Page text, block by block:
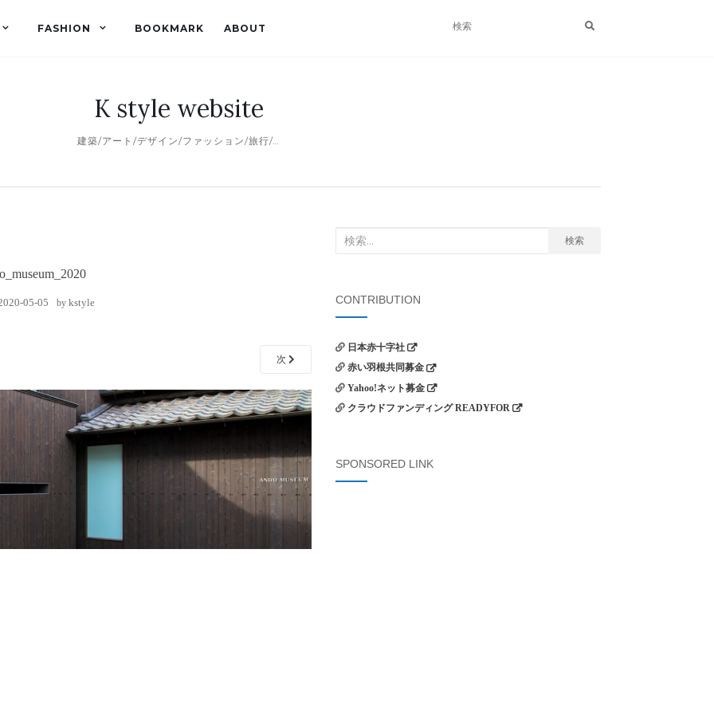
FASHION BOOKMARK ABOUT
K style website
建築/アート/デザイン/ファッション/旅行/…
05-05 bykstyle
次
象:
検索
CONTRIBUTION
日本赤十字社
赤い羽根共同募金
Yahoo!ネット募金
クラウドファンディング READYFOR
SPONSORED LINK